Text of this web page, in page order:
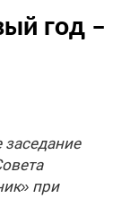
год –
заседание
при